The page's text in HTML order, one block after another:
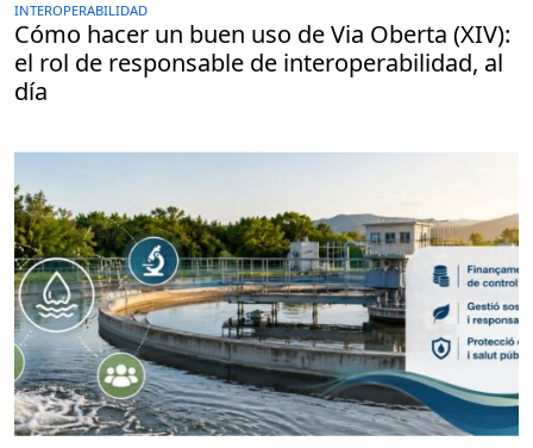
INTEROPERABILIDAD
Cómo hacer un buen uso de Via Oberta (XIV):
el rol de responsable de interoperabilidad, al
día